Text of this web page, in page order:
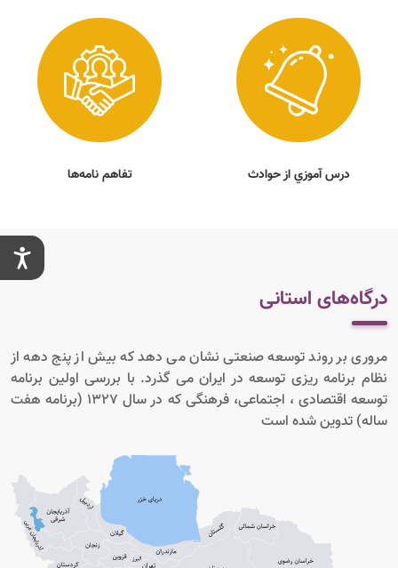
درس آموزي از حوادث تفاهم نامه‌ها
درگاه‌های استانی
مروری بر روند توسعه صنعتی نشان می دهد که بیش از پنج دهه از
نظام برنامه ریزی توسعه در ایران می گذرد. با بررسی اولین برنامه
توسعه اقتصادی ، اجتماعی، فرهنگی که در سال 1327 (برنامه هفت
ساله) تدوین شده است